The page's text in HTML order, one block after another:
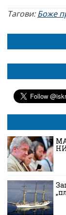
Тагови:Боже